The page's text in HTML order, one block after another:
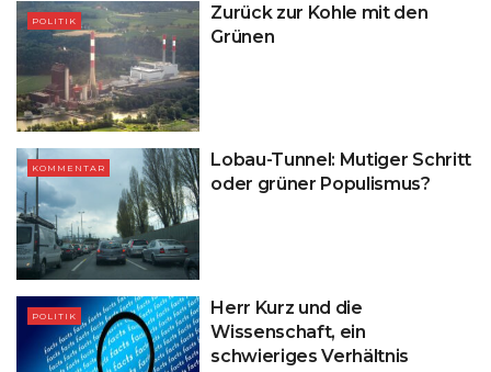
POLITIK
Zurück zur Kohle mit den
Grünen
KOMMENTAR
Lobau-Tunnel: Mutiger Schritt
oder grüner Populismus?
POLITIK
Herr Kurz und die
Wissenschaft, ein
schwieriges Verhältnis